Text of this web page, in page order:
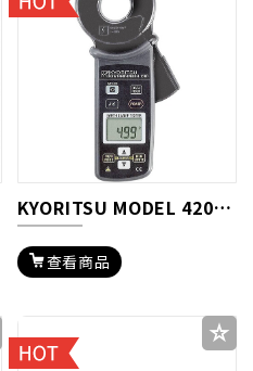
KYORITSU MODEL 4200 鉤式接地電阻計
查看商品